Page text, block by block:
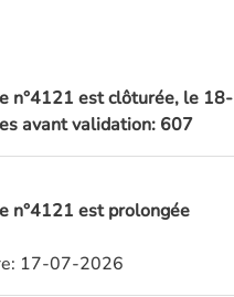
n°4121 est clôturée, le 18-
avant validation: 607
n°4121 est prolongée
17-07-2026